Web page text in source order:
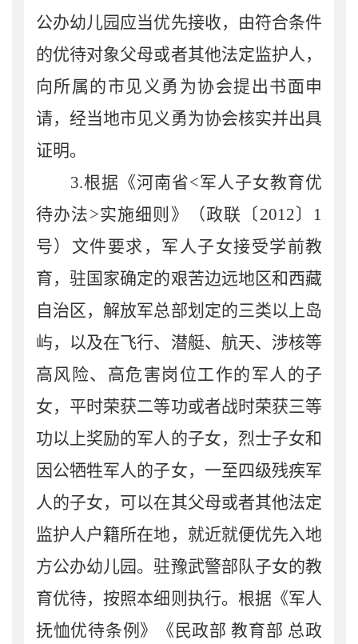
公办幼儿园应当优先接收，由符合条件
的优待对象父母或者其他法定监护人，
向所属的市见义勇为协会提出书面申
请，经当地市见义勇为协会核实并出具
证明。
3.根据 《河南省<军人子女教育优
待办法>实施细则》（政联〔 2012〕 1
号） 文件要求 ，军人子女接受学前教
育，驻国家确定的艰苦边远地区和西藏
自治区，解放军总部划定的三类以上岛
屿，以及在飞行、潜艇、航天、涉核等
高风险、高危害岗位工作的军人的子
女，平时荣获二等功或者战时荣获三等
功以上奖励的军人的子女，烈士子女和
因公牺牲军人的子女，一至四级残疾军
人的子女，可以在其父母或者其他法定
监护人户籍所在地，就近就便优先入地
方公办幼儿园。驻豫武警部队子女的教
育优待，按照本细则执行。 根据《军人
抚恤优待条例》《民政部 教育部 总政